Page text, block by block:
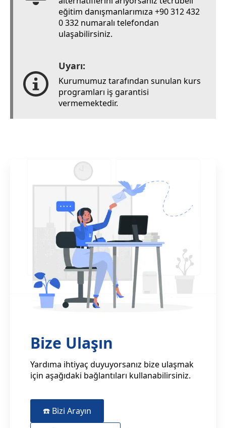
eğitim danışmanlarımıza +90 312 432
0 332 numaralı telefondan
ulaşabilirsiniz.
Uyarı:
Kurumumuz tarafından sunulan kurs
programları iş garantisi
vermemektedir.
Bize Ulaşın
Yardıma ihtiyaç duyuyorsanız bize ulaşmak
için aşağıdaki bağlantıları kullanabilirsiniz.
☎️ Bizi Arayın